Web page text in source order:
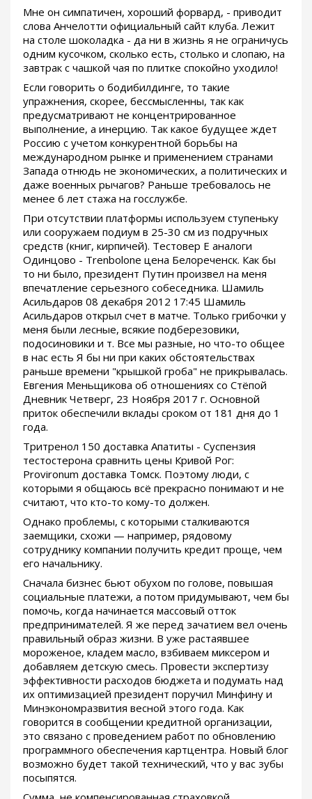
Мне он симпатичен, хороший форвард, - приводит
слова Анчелотти официальный сайт клуба. Лежит
на столе шоколадка - да ни в жизнь я не ограничусь
одним кусочком, сколько есть, столько и слопаю, на
завтрак с чашкой чая по плитке спокойно уходило!
Если говорить о бодибилдинге, то такие
упражнения, скорее, бессмысленны, так как
предусматривают не концентрированное
выполнение, а инерцию. Так какое будущее ждет
Россию с учетом конкурентной борьбы на
международном рынке и применением странами
Запада отнюдь не экономических, а политических и
даже военных рычагов? Раньше требовалось не
менее 6 лет стажа на госслужбе.
При отсутствии платформы используем ступеньку
или сооружаем подиум в 25-30 см из подручных
средств (книг, кирпичей). Тестовер Е аналоги
Одинцово - Trenbolone цена Белореченск. Как бы
то ни было, президент Путин произвел на меня
впечатление серьезного собеседника. Шамиль
Асильдаров 08 декабря 2012 17:45 Шамиль
Асильдаров открыл счет в матче. Только грибочки у
меня были лесные, всякие подберезовики,
подосиновики и т. Все мы разные, но что-то общее
в нас есть Я бы ни при каких обстоятельствах
раньше времени "крышкой гроба" не прикрывалась.
Евгения Меньщикова об отношениях со Стёпой
Дневник Четверг, 23 Ноября 2017 г. Основной
приток обеспечили вклады сроком от 181 дня до 1
года.
Тритренол 150 доставка Апатиты - Суспензия
тестостерона сравнить цены Кривой Рог:
Provironum доставка Томск. Поэтому люди, с
которыми я общаюсь всё прекрасно понимают и не
считают, что кто-то кому-то должен.
Однако проблемы, с которыми сталкиваются
заемщики, схожи — например, рядовому
сотруднику компании получить кредит проще, чем
его начальнику.
Сначала бизнес бьют обухом по голове, повышая
социальные платежи, а потом придумывают, чем бы
помочь, когда начинается массовый отток
предпринимателей. Я же перед зачатием вел очень
правильный образ жизни. В уже растаявшее
мороженое, кладем масло, взбиваем миксером и
добавляем детскую смесь. Провести экспертизу
эффективности расходов бюджета и подумать над
их оптимизацией президент поручил Минфину и
Минэкономразвития весной этого года. Как
говорится в сообщении кредитной организации,
это связано с проведением работ по обновлению
программного обеспечения картцентра. Новый блог
возможно будет такой технический, что у вас зубы
посыпятся.